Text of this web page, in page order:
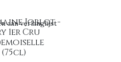
Joblot -
1er Cru
(75cl)
aan verlanglijst